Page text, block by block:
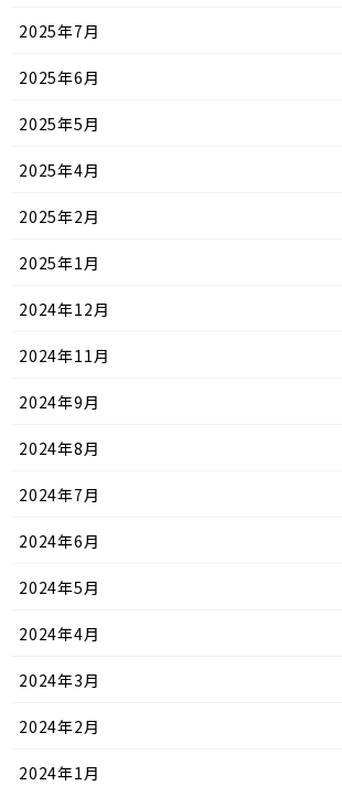
2025年7月
2025年6月
2025年5月
2025年4月
2025年2月
2025年1月
2024年12月
2024年11月
2024年9月
2024年8月
2024年7月
2024年6月
2024年5月
2024年4月
2024年3月
2024年2月
2024年1月